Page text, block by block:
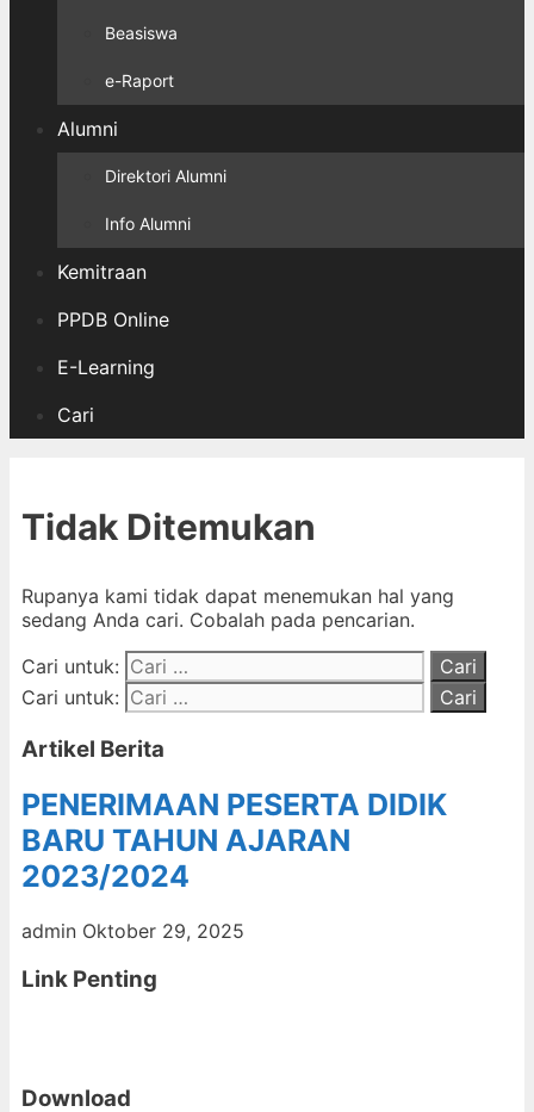
Beasiswa
e-Raport
Alumni
Direktori Alumni
Info Alumni
Kemitraan
PPDB Online
E-Learning
Cari
Tidak Ditemukan
Rupanya kami tidak dapat menemukan hal yang
sedang Anda cari. Cobalah pada pencarian.
Cari untuk:
Cari untuk:
Artikel Berita
PENERIMAAN PESERTA DIDIK
BARU TAHUN AJARAN
2023/2024
admin Oktober 29, 2025
Link Penting
Download